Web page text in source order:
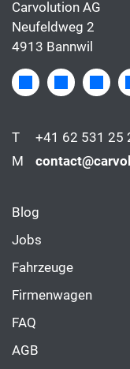
Carvolution AG
Neufeldweg 2
4913 Bannwil
T +41 62 531 25
M
Blog
Jobs
Fahrzeuge
Firmenwagen
FAQ
AGB